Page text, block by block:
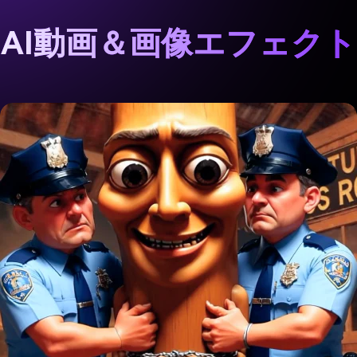
動画＆画像エフェク